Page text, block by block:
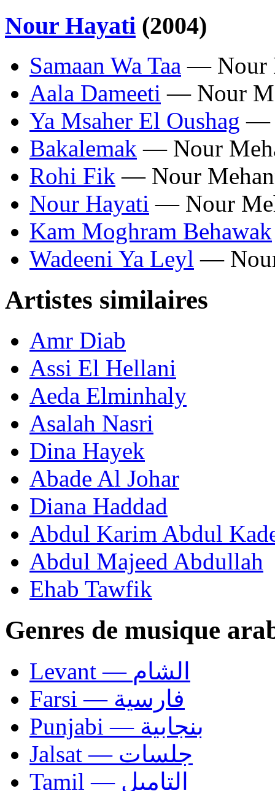
Nour Hayati (2004)
Samaan Wa Taa — Nour
Aala Dameeti — Nour
Ya Msaher El Oushag —
Bakalemak — Nour
Rohi Fik — Nour
Nour Hayati — Nour
Kam Moghram Behawak
Wadeeni Ya Leyl —
Artistes similaires
Amr Diab
Assi El Hellani
Aeda Elminhaly
Asalah Nasri
Dina Hayek
Abade Al Johar
Diana Haddad
Abdul Karim Abdul
Abdul Majeed Abdullah
Ehab Tawfik
Genres de musique
Levant — الشام
Farsi — فارسية
Punjabi — بنجابية
Jalsat — جلسات
Tamil — التاميل